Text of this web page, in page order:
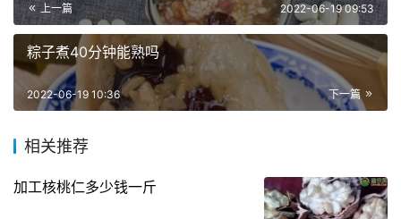
上一篇 2022-06-19 09:53
粽子煮40分钟能熟吗
下一篇
2022-06-19 10:36
相关推荐
加工核桃仁多少钱一斤